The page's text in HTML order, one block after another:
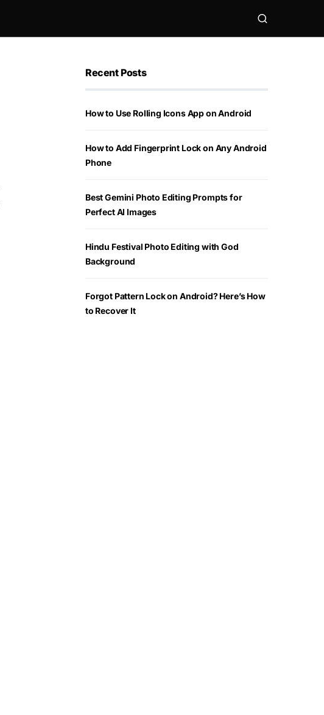
Recent Posts
How to Use Rolling Icons App on Android
How to Add Fingerprint Lock on Any Android
Phone
Best Gemini Photo Editing Prompts for
Perfect AI Images
Hindu Festival Photo Editing with God
Background
Forgot Pattern Lock on Android? Here’s How
to Recover It